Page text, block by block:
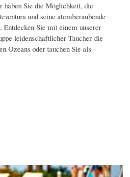
Sie die Möglichkeit, die
und seine atemberaubende
Sie mit einem unserer
leidenschaftlicher Taucher die
Ozeans oder tauchen Sie als